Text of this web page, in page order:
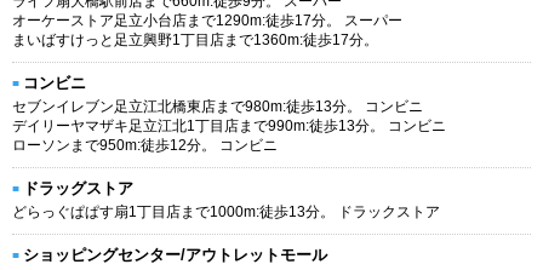
オーケーストア足立小台店まで1290m:徒歩17分。 スーパー
まいばすけっと足立興野1丁目店まで1360m:徒歩17分。
コンビニ
セブンイレブン足立江北橋東店まで980m:徒歩13分。 コンビニ
デイリーヤマザキ足立江北1丁目店まで990m:徒歩13分。 コンビニ
ローソンまで950m:徒歩12分。 コンビニ
ドラッグストア
どらっぐぱぱす扇1丁目店まで1000m:徒歩13分。 ドラックストア
ショッピングセンター/アウトレットモール